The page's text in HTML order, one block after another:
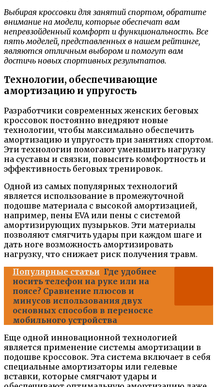
Выбирая кроссовки для занятий спортом, обратите
внимание на модели, которые обеспечат вам
непревзойденный комфорт и функциональность. Все
пять моделей, представленных в нашем рейтинге,
являются отличным выбором и помогут вам
достичь новых спортивных результатов.
Технологии, обеспечивающие
амортизацию и упругость
Разработчики современных женских беговых
кроссовок постоянно внедряют новые
технологии, чтобы максимально обеспечить
амортизацию и упругость при занятиях спортом.
Эти технологии помогают уменьшить нагрузку
на суставы и связки, повысить комфортность и
эффективность беговых тренировок.
Одной из самых популярных технологий
является использование в промежуточной
подошве материала с высокой амортизацией,
например, пены EVA или пены с системой
амортизирующих пузырьков. Эти материалы
позволяют смягчить удары при каждом шаге и
дать ноге возможность амортизировать
нагрузку, что снижает риск получения травм.
Популярные статьи Где удобнее
носить телефон на руке или на
поясе? Сравнение плюсов и
минусов использования двух
основных способов в переноске
мобильного устройства
Еще одной инновационной технологией
является применение системы амортизации в
подошве кроссовок. Эта система включает в себя
специальные амортизаторы или гелевые
вставки, которые смягчают удары и